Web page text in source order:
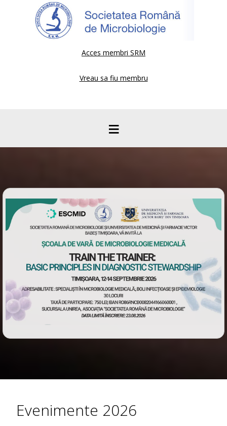
Acces membri SRM
Vreau sa fiu membru
≡
Evenimente 2026